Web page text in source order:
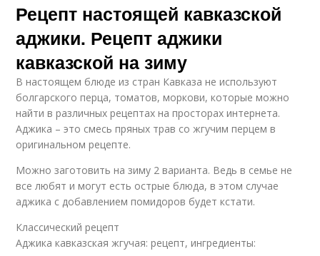
Рецепт настоящей кавказской
аджики. Рецепт аджики
кавказской на зиму
В настоящем блюде из стран Кавказа не используют
болгарского перца, томатов, моркови, которые можно
найти в различных рецептах на просторах интернета.
Аджика – это смесь пряных трав со жгучим перцем в
оригинальном рецепте.
Можно заготовить на зиму 2 варианта. Ведь в семье не
все любят и могут есть острые блюда, в этом случае
аджика с добавлением помидоров будет кстати.
Классический рецепт
Аджика кавказская жгучая: рецепт, ингредиенты: